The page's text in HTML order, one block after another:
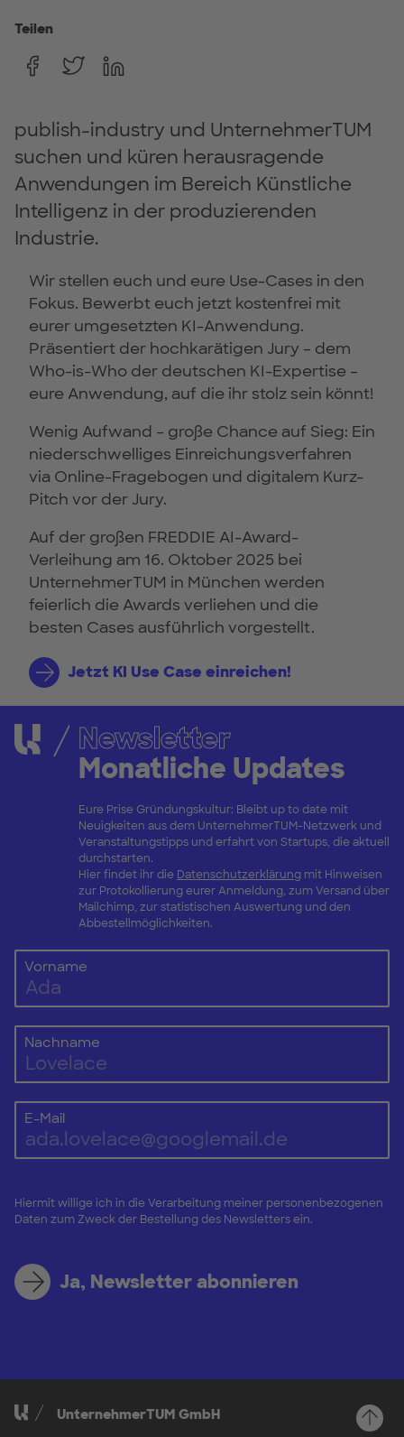
Teilen
publish-industry und UnternehmerTUM
suchen und küren herausragende
Anwendungen im Bereich Künstliche
Intelligenz in der produzierenden
Industrie.
Wir stellen euch und eure Use-Cases in den
Fokus. Bewerbt euch jetzt kostenfrei mit
eurer umgesetzten KI-Anwendung.
Präsentiert der hochkarätigen Jury – dem
Who-is-Who der deutschen KI-Expertise –
eure Anwendung, auf die ihr stolz sein könnt!
Wenig Aufwand – große Chance auf Sieg: Ein
niederschwelliges Einreichungsverfahren
via Online-Fragebogen und digitalem Kurz-
Pitch vor der Jury.
Auf der großen FREDDIE AI-Award-
Verleihung am 16. Oktober 2025 bei
UnternehmerTUM in München werden
feierlich die Awards verliehen und die
besten Cases ausführlich vorgestellt.
Jetzt KI Use Case einreichen!
Newsletter
Monatliche Updates
Eure Prise Gründungskultur: Bleibt up to date mit
Neuigkeiten aus dem UnternehmerTUM-Netzwerk und
Veranstaltungstipps und erfahrt von Startups, die aktuell
durchstarten.
Hier findet ihr die Datenschutzerklärungmit Hinweisen
zur Protokollierung eurer Anmeldung, zum Versand über
Mailchimp, zur statistischen Auswertung und den
Abbestellmöglichkeiten.
Vorname
Nachname
E-Mail
Hiermit willige ich in die Verarbeitung meiner personenbezogenen
Daten zum Zweck der Bestellung des Newsletters ein.
Ja, Newsletter abonnieren
UnternehmerTUM GmbH